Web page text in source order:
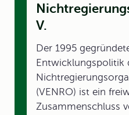
V.
Der 1995
Entwicklungspolitik
(VENRO) ist ein
Zusammenschluss